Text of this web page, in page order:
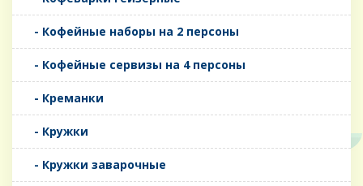
- Кофейные наборы на 2 персоны
- Кофейные сервизы на 4 персоны
- Креманки
- Кружки
- Кружки заварочные